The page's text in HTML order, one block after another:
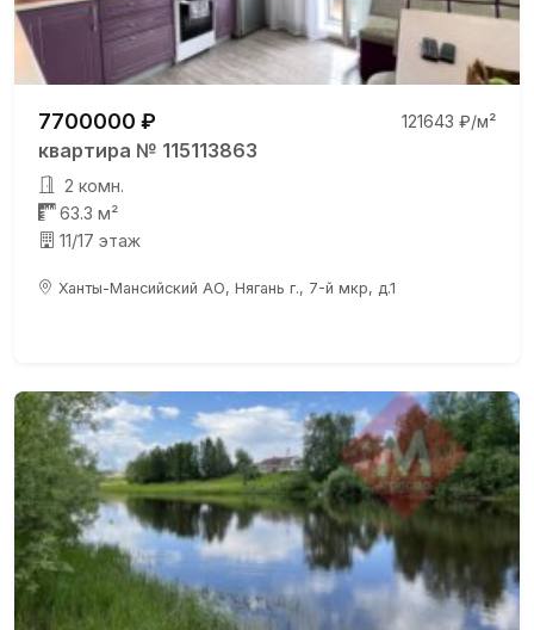
7700000 ₽ 121643 ₽/м²
квартира № 115113863
2 комн.
63.3 м²
11/17 этаж
Ханты-Мансийский АО, Нягань г., 7-й мкр, д.1